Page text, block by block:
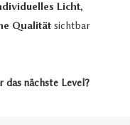
Licht,
Qualität sichtbar
das nächste Level?